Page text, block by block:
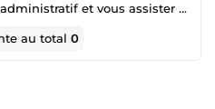
Je vais gérer votre administratif et vous assister dans vos tâches administratives/comptables
au total0